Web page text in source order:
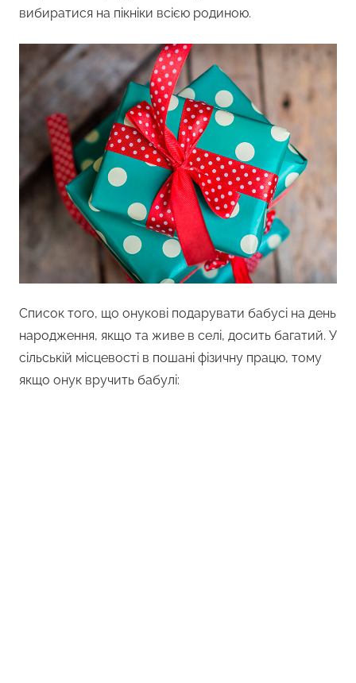
вибиратися на пікніки всією родиною.
Список того, що онукові подарувати бабусі на день
народження, якщо та живе в селі, досить багатий. У
сільській місцевості в пошані фізичну працю, тому
якщо онук вручить бабулі: